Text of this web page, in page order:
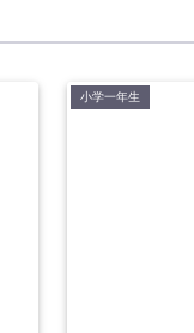
小学一年生